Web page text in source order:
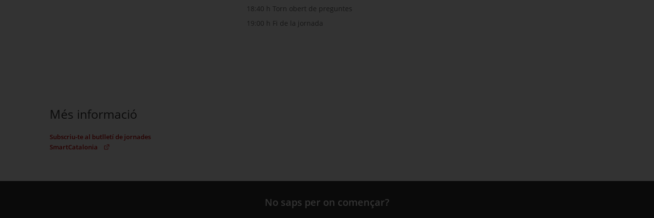
18:40 h Torn obert de preguntes
19:00 h Fi de la jornada
Més informació
Subscriu-te al butlletí de jornades
SmartCatalonia
(Obre en una nova finestra)
No saps per on començar?